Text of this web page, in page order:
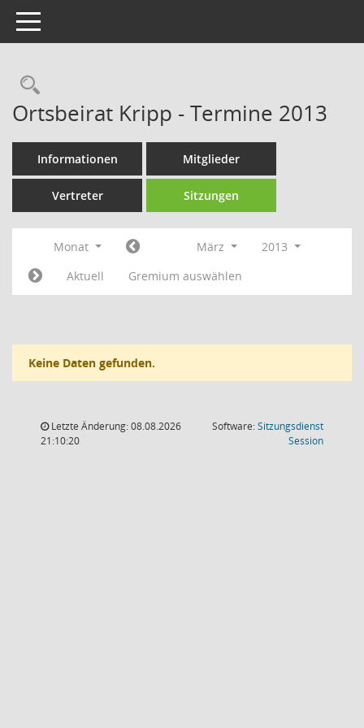
Toggle navigation
Rechercheauswahl
Ortsbeirat Kripp - Termine 2013
Informationen Mitglieder
Vertreter Sitzungen
Monat März
2013
Aktuell
Gremium auswählen
Keine Daten gefunden.
Letzte Änderung: 08.08.2026
21:10:20
Software:Sitzungsdienst
Session(Wird in